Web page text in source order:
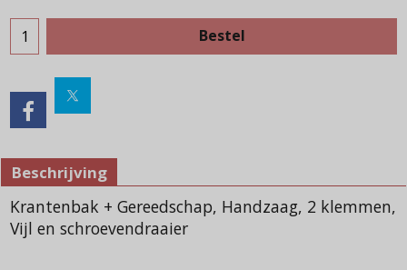
Bestel
Beschrijving
Krantenbak + Gereedschap, Handzaag, 2 klemmen,
Vijl en schroevendraaier